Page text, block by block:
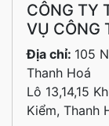
CÔNG TY
VỤ CÔNG
Địa chỉ: 105
Thanh Hoá
Lô 13,14,15
Kiểm, Thanh